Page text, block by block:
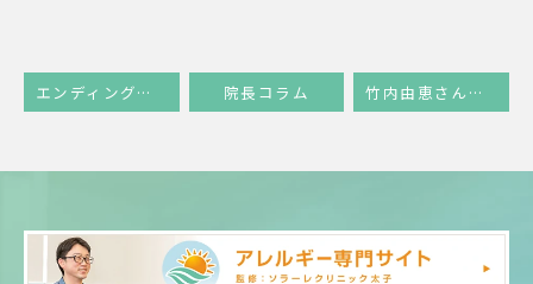
エンディングノート 院長コラム 竹内由恵さんのラジオ